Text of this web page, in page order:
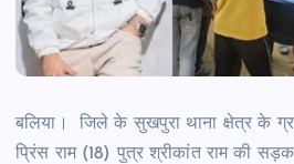
बलिया। जिले के सुखपुरा थाना क्षेत्र के
प्रिंस राम (18) पुत्र श्रीकांत राम की सड़क